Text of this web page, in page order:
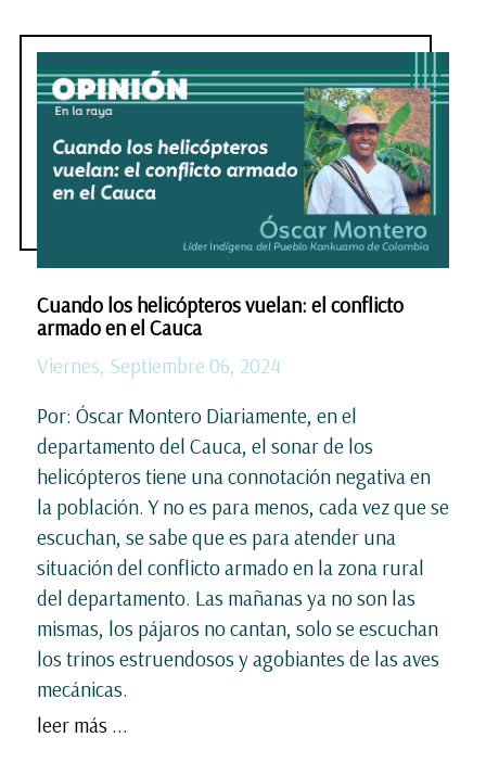
Cuando los helicópteros vuelan: el conflicto
armado en el Cauca
Viernes, Septiembre 06, 2024
Por: Óscar Montero Diariamente, en el
departamento del Cauca, el sonar de los
helicópteros tiene una connotación negativa en
la población. Y no es para menos, cada vez que se
escuchan, se sabe que es para atender una
situación del conflicto armado en la zona rural
del departamento. Las mañanas ya no son las
mismas, los pájaros no cantan, solo se escuchan
los trinos estruendosos y agobiantes de las aves
mecánicas.
leer más ...